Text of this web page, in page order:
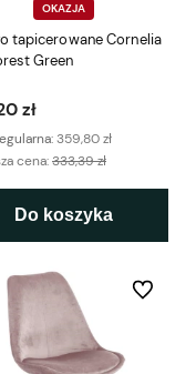
OKAZJA
tapicerowane Cornelia
Green
zł
359,80 zł
cena:333,39 zł
Do koszyka
Do